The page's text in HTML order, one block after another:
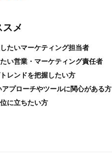
スメ
たいマーケティング担当者
い営業・マーケティング責任者
レンドを把握したい方
アプローチやツールに関心がある方
に立ちたい方